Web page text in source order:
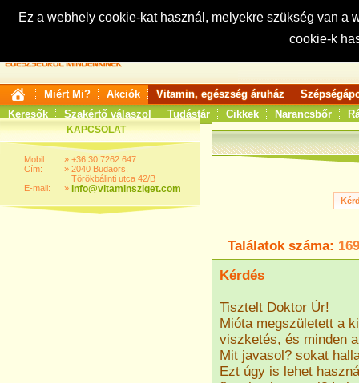
Ez a webhely cookie-kat használ, melyekre szükség van
cookie-k
Keresés:
Miért Mi? Akciók Vitamin, egészség áruház
Keresők
Szakértő válaszol Tudástár Cikkek Narancsbőr
KAPCSOLAT
Mobil:
Cím:
E-mail:
»
»
»
+36 30 7262 647
2040 Budaörs,
Törökbálinti utca 42/B
info@vitaminsziget.com
Találatok száma:
Kérdés
Tisztelt Doktor Úr!
Mióta megszületett a
viszketés, és minden
Mit javasol? sokat
Ezt úgy is lehet